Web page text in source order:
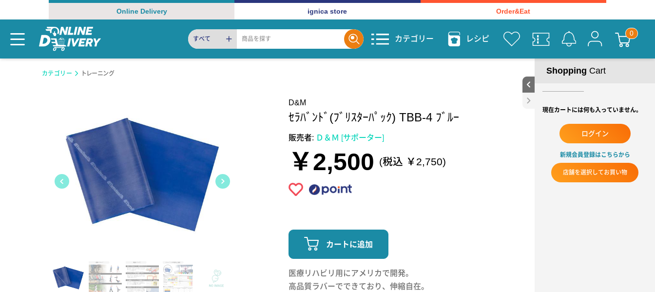
Online Delivery ignica store Order&Eat
すべて カテゴリー レシピ
カテゴリー トレーニング
D&M
ｾﾗﾊﾞﾝﾄﾞ(ﾌﾞﾘｽﾀｰﾊﾟｯｸ) TBB-4 ﾌﾞﾙｰ
販売者: Ｄ＆Ｍ [サポーター]
￥2,500 (税込 ￥2,750)
カートに追加
医療リハビリ用にアメリカで開発。
高品質ラバーでできており、伸縮自在。
Shopping Cart
現在カートには何も入っていません。
ログイン
新規会員登録はこちらから
店舗を選択してお買い物